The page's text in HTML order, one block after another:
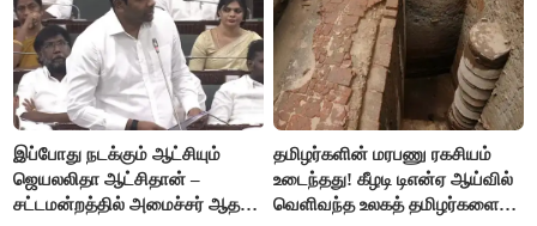
இப்போது நடக்கும் ஆட்சியும்
ஜெயலலிதா ஆட்சிதான் –
சட்டமன்றத்தில் அமைச்சர் ஆதவ்
தமிழர்களின் மரபணு ரகசியம்
உடைந்தது! கீழடி டிஎன்ஏ ஆய்வில்
வெளிவந்த உலகத் தமிழர்களை